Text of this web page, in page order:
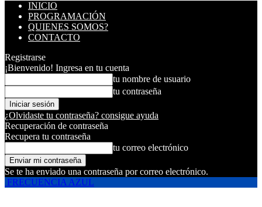
INICIO
PROGRAMACIÓN
QUIENES SOMOS?
CONTACTO
Registrarse
¡Bienvenido! Ingresa en tu cuenta
tu nombre de usuario
tu contraseña
¿Olvidaste tu contraseña? consigue ayuda
Recuperación de contraseña
Recupera tu contraseña
tu correo electrónico
Se te ha enviado una contraseña por correo electrónico.
FRECUENCIA AZUL